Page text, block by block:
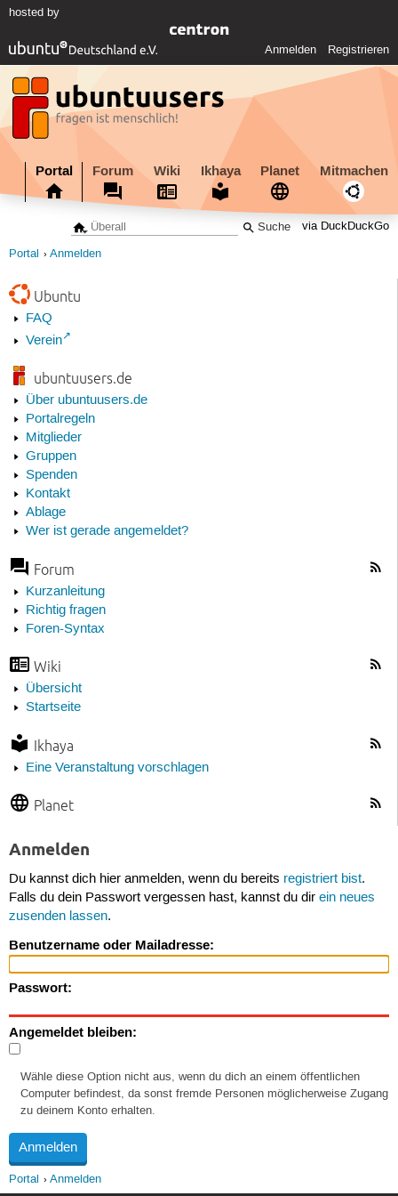
hosted by
Anmelden Registrieren
Portal Forum Wiki Ikhaya Planet Mitmachen
via DuckDuckGo
Portal Anmelden
Ubuntu
FAQ
Verein
ubuntuusers.de
Über ubuntuusers.de
Portalregeln
Mitglieder
Gruppen
Spenden
Kontakt
Ablage
Wer ist gerade angemeldet?
Forum
Kurzanleitung
Richtig fragen
Foren-Syntax
Wiki
Übersicht
Startseite
Ikhaya
Eine Veranstaltung vorschlagen
Planet
Anmelden
Du kannst dich hier anmelden, wenn du bereits registriert bist.
Falls du dein Passwort vergessen hast, kannst du dir ein neues
zusenden lassen.
Benutzername oder Mailadresse:
Passwort:
Angemeldet bleiben:
Wähle diese Option nicht aus, wenn du dich an einem öffentlichen
Computer befindest, da sonst fremde Personen möglicherweise Zugang
zu deinem Konto erhalten.
Portal Anmelden